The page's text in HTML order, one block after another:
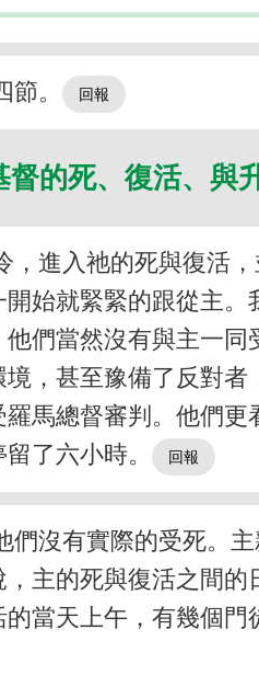
節。
督的死、復活、與
進入祂的死與復活
始就緊緊的跟從主
們當然沒有與主一
，甚至豫備了反對
馬總督審判。他們
了六小時。
沒有實際的受死。
主的死與復活之間
當天上午，有幾個